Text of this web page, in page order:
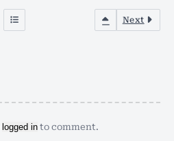
Next
logged into comment.